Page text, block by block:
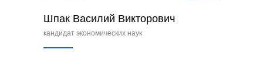
Шпак Василий Викторович
кандидат экономических наук